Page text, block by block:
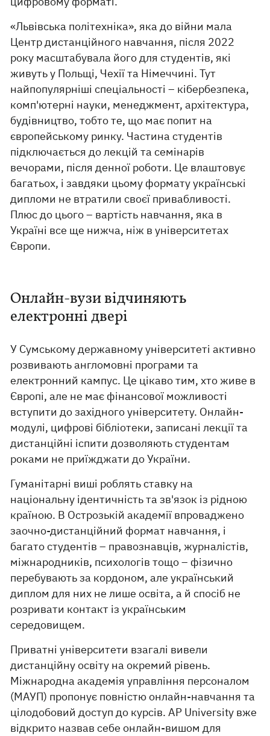
«Львівська політехніка», яка до війни мала
Центр дистанційного навчання, після 2022
року масштабувала його для студентів, які
живуть у Польщі, Чехії та Німеччині. Тут
найпопулярніші спеціальності – кібербезпека,
комп'ютерні науки, менеджмент, архітектура,
будівництво, тобто те, що має попит на
європейському ринку. Частина студентів
підключається до лекцій та семінарів
вечорами, після денної роботи. Це влаштовує
багатьох, і завдяки цьому формату українські
дипломи не втратили своєї привабливості.
Плюс до цього – вартість навчання, яка в
Україні все ще нижча, ніж в університетах
Європи.
Онлайн-вузи відчиняють
електронні двері
У Сумському державному університеті активно
розвивають англомовні програми та
електронний кампус. Це цікаво тим, хто живе в
Європі, але не має фінансової можливості
вступити до західного університету. Онлайн-
модулі, цифрові бібліотеки, записані лекції та
дистанційні іспити дозволяють студентам
роками не приїжджати до України.
Гуманітарні виші роблять ставку на
національну ідентичність та зв'язок із рідною
країною. В Острозькій академії впроваджено
заочно-дистанційний формат навчання, і
багато студентів – правознавців, журналістів,
міжнародників, психологів тощо – фізично
перебувають за кордоном, але український
диплом для них не лише освіта, а й спосіб не
розривати контакт із українським
середовищем.
Приватні університети взагалі вивели
дистанційну освіту на окремий рівень.
Міжнародна академія управління персоналом
(МАУП) пропонує повністю онлайн-навчання та
цілодобовий доступ до курсів. АР University вже
відкрито назвав себе онлайн-вишом для